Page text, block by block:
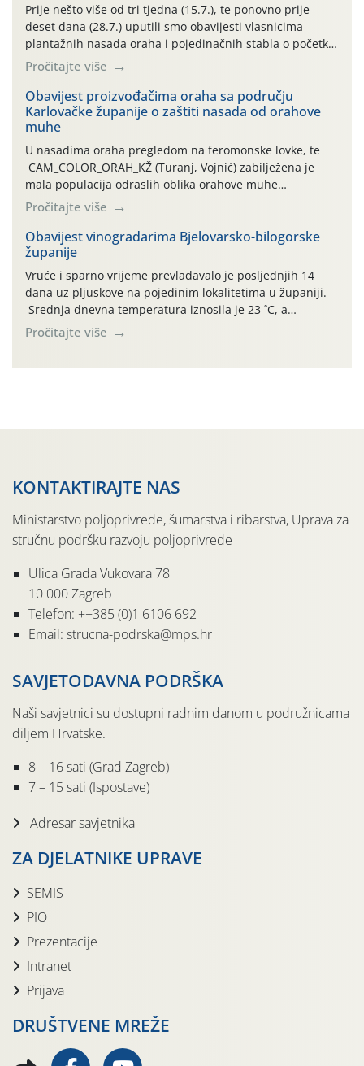
Prije nešto više od tri tjedna (15.7.), te ponovno prije
deset dana (28.7.) uputili smo obavijesti vlasnicima
plantažnih nasada oraha i pojedinačnih stabla o početku
leta i ovogodišnjoj potrebi usmjerenog suzbijanja
orahove muhe (Rhagoletis completa)! Već dvanaest dana
traje drugi ovogodišnji “toplinski udar”, koji naročito
izražen zadnja šest dana (31.7.-05.8.), jer najviše
temperature zraka svakodnevno […]
Pročitajte više
Obavijest proizvođačima oraha sa području
Karlovačke županije o zaštiti nasada od orahove
muhe
U nasadima oraha pregledom na feromonske lovke, te
CAM_COLOR_ORAH_KŽ (Turanj, Vojnić) zabilježena je
mala populacija odraslih oblika orahove muhe
(Rhagoletis completa). Niska brojnost može se objasniti
činjenicom da je riječ o mladim nasadima s vrlo malim
urodom, što je povezano i s manjim brojem prezimjelih
jedinki. U starijim nasadima, na žutim ljepljivim Rebell
pločama s […]
Pročitajte više
Obavijest vinogradarima Bjelovarsko-bilogorske
županije
Vruće i sparno vrijeme prevladavalo je posljednjih 14
dana uz pljuskove na pojedinim lokalitetima u županiji.
Srednja dnevna temperatura iznosila je 23 ˚C, a
maksimalne su posljednjih dana dosezale do 35 ˚C.
Simptome plamenjače vinove loze (Plasmoparas
Pročitajte više
KONTAKTIRAJTE NAS
Ministarstvo poljoprivrede, šumarstva i ribarstva, Uprava za
stručnu podršku razvoju poljoprivrede
Ulica Grada Vukovara 78
10 000 Zagreb
Telefon: ++385 (0)1 6106 692
Email: strucna-podrska@mps.hr
SAVJETODAVNA PODRŠKA
Naši savjetnici su dostupni radnim danom u podružnicama
diljem Hrvatske.
8 – 16 sati (Grad Zagreb)
7 – 15 sati (Ispostave)
Adresar savjetnika
ZA DJELATNIKE UPRAVE
SEMIS
PIO
Prezentacije
Intranet
Prijava
DRUŠTVENE MREŽE